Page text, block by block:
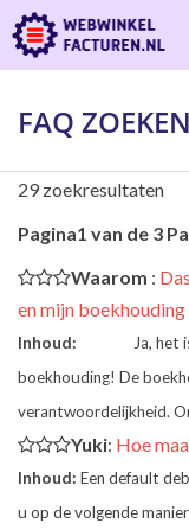
FAQ ZOEKEN
29 zoekresultaten
Pagina1 van de 3
Waarom :
en mijn
Inhoud: Ja, het is
boekhouding! De
verantwoordelijkheid.
Yuki: Hoe
Inhoud: Een default
u op de volgende